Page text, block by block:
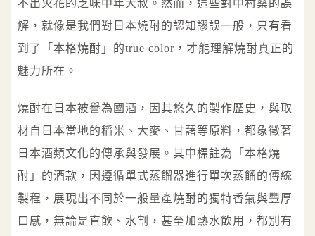
不出火花的乏味中年大叔。然而，這些對中村桑的誤
解，就像是我們對日本燒酎的認知謬誤一般，只有看
到了「本格燒酎」的true color，才能理解燒酎真正的
魅力所在。
燒酎在日本被譽為國酒，因其悠久的製作歷史，與取
材自日本當地的稻米、大麥、甘藷等原料，都象徵著
日本酒類文化的傳承與發展。其中標註為「本格燒
酎」的酒款，因遵循單式蒸餾器進行單次蒸餾的傳統
製程，展現出不同於一般量產燒酎的獨特香氣與豐厚
口感，無論是直飲、水割，甚至加熱水飲用，都別有